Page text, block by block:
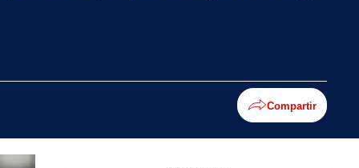
Compartir